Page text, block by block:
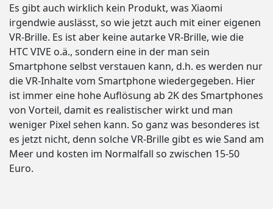
Es gibt auch wirklich kein Produkt, was Xiaomi
irgendwie auslässt, so wie jetzt auch mit einer eigenen
VR-Brille. Es ist aber keine autarke VR-Brille, wie die
HTC VIVE o.ä., sondern eine in der man sein
Smartphone selbst verstauen kann, d.h. es werden nur
die VR-Inhalte vom Smartphone wiedergegeben. Hier
ist immer eine hohe Auflösung ab 2K des Smartphones
von Vorteil, damit es realistischer wirkt und man
weniger Pixel sehen kann. So ganz was besonderes ist
es jetzt nicht, denn solche VR-Brille gibt es wie Sand am
Meer und kosten im Normalfall so zwischen 15-50
Euro.